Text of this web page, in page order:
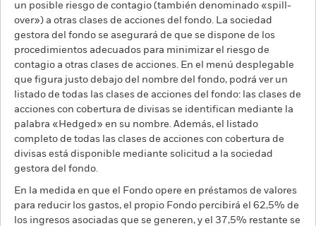
un posible riesgo de contagio (también denominado «spill-
over») a otras clases de acciones del fondo. La sociedad
gestora del fondo se asegurará de que se dispone de los
procedimientos adecuados para minimizar el riesgo de
contagio a otras clases de acciones. En el menú desplegable
que figura justo debajo del nombre del fondo, podrá ver un
listado de todas las clases de acciones del fondo: las clases de
acciones con cobertura de divisas se identifican mediante la
palabra «Hedged» en su nombre. Además, el listado
completo de todas las clases de acciones con cobertura de
divisas está disponible mediante solicitud a la sociedad
gestora del fondo.
En la medida en que el Fondo opere en préstamos de valores
para reducir los gastos, el propio Fondo percibirá el 62,5% de
los ingresos asociadas que se generen, y el 37,5% restante se